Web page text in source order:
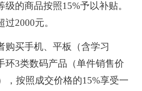
级的商品按照15%予以补贴。
2000元。
买手机、平板（含学习
环3类数码产品（单件销售价
，按照成交价格的15%享受一